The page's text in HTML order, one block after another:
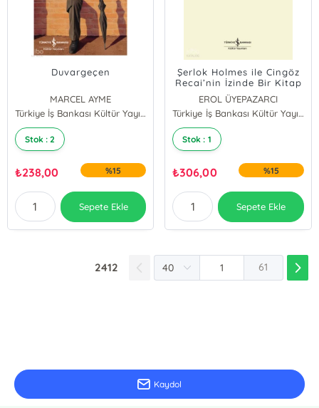
Duvargeçen
MARCEL AYME
Türkiye İş Bankası Kültür Yayınları
Stok : 2
₺238,00 %15
Sepete Ekle
Şerlok Holmes ile Cingöz
Recai’nin İzinde Bir Kitap
Kurdu;Yazar, Çevirmen,
Mühendis, Bibliyofil
EROL ÜYEPAZARCI
Türkiye İş Bankası Kültür Yayınları
Stok : 1
₺306,00 %15
Sepete Ekle
2412 61
Kaydol